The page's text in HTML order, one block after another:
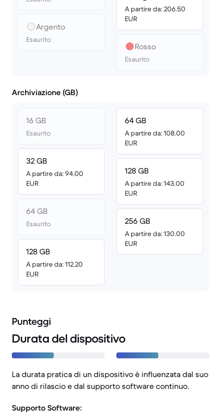
Argento
Esaurito
A partire da: 206.50
EUR
Rosso
Esaurito
Archiviazione (GB)
16 GB
Esaurito
32 GB
A partire da: 94.00
EUR
64 GB
Esaurito
128 GB
A partire da: 112.20
EUR
64 GB
A partire da: 108.00
EUR
128 GB
A partire da: 143.00
EUR
256 GB
A partire da: 130.00
EUR
Punteggi
Durata del dispositivo
La durata pratica di un dispositivo è influenzata dal suo
anno di rilascio e dal supporto software continuo.
Supporto Software: